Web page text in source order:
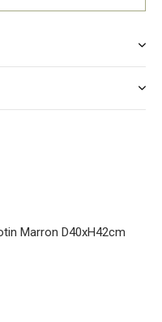
Marron D40xH42cm